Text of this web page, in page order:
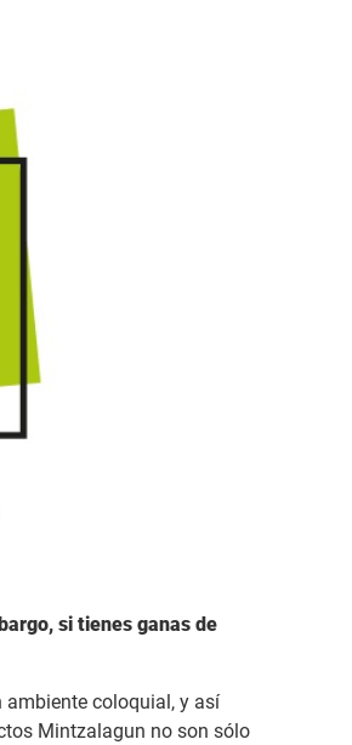
si tienes ganas de
ambiente coloquial, y así
Mintzalagun no son sólo